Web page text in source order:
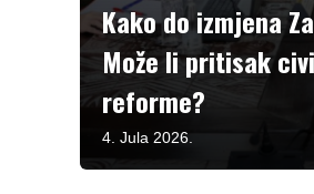
Kako do izmjena
Može li pritisak
reforme?
4. Jula 2026.